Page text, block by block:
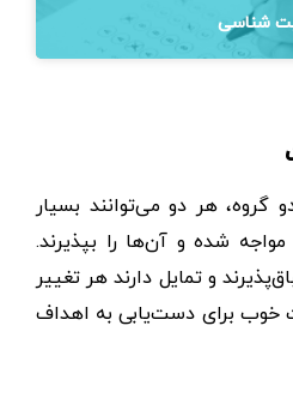
شناسی
گروه، هر دو می‌توانند بسیار
شده و آن‌ها را بپذیرند.
و تمایل دارند هر تغییر
خوب برای دست‌یابی به اهداف